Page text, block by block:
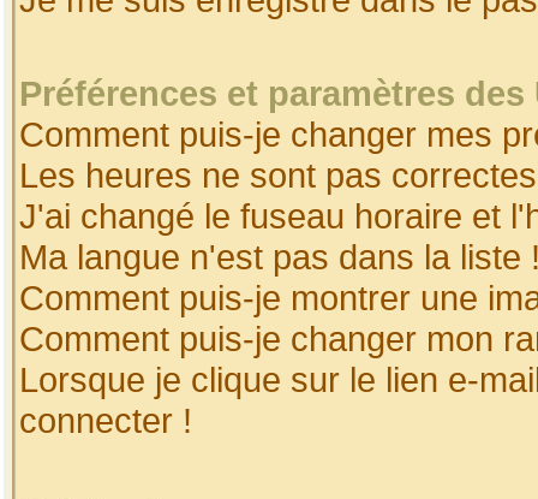
Préférences et paramètres
Comment puis-je changer mes
Les heures ne sont pas
J'ai changé le fuseau horaire et
Ma langue n'est pas dans la liste
Comment puis-je montrer une
Comment puis-je changer mon
Lorsque je clique sur le lien e-
connecter !